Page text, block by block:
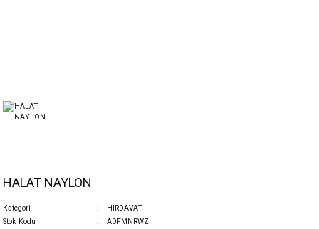
HALAT NAYLON
Kategori
HIRDAVAT
Stok Kodu
ADFMNRWZ